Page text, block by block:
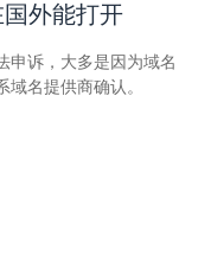
外能打开
申诉，大多是因为域名
名提供商确认。